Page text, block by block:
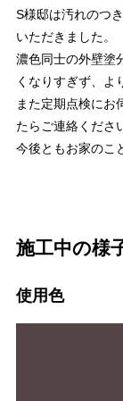
S様邸は汚れのつ
いただきました。
濃色同士の外壁塗
くなりすぎず、よ
また定期点検にお
たらご連絡くださ
今後ともお家のこ
施工中の様
使用色